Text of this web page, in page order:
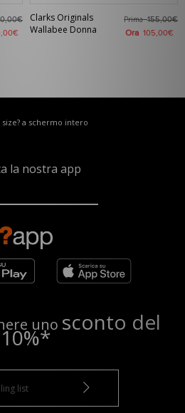
Clarks Originals
Wallabee Donna
Prima155,00€
Ora 105,00€
size? a schermo intero
la nostra app
uno sconto del
10%*